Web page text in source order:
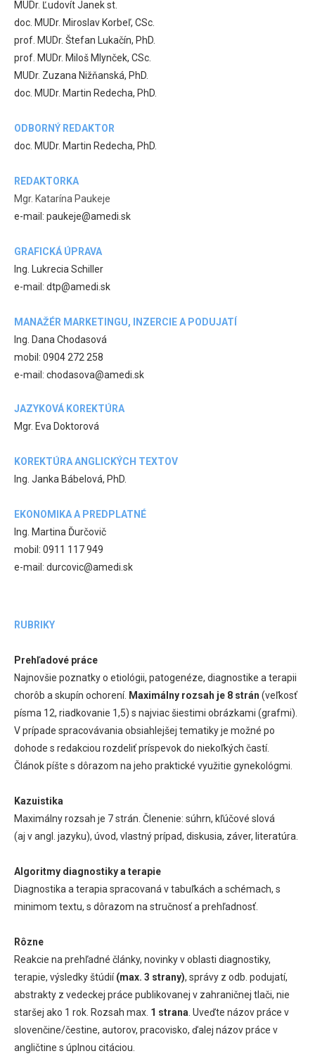
MUDr. Ľudovít Janek st.
doc. MUDr. Miroslav Korbeľ, CSc.
prof. MUDr. Štefan Lukačín, PhD.
prof. MUDr. Miloš Mlynček, CSc.
MUDr. Zuzana Nižňanská, PhD.
doc. MUDr. Martin Redecha, PhD.
ODBORNÝ REDAKTOR
doc. MUDr. Martin Redecha, PhD.
REDAKTORKA
Mgr. Katarína Paukeje
e-mail: paukeje@amedi.sk
GRAFICKÁ ÚPRAVA
Ing. Lukrecia Schiller
e-mail: dtp@amedi.sk
MANAŽÉR MARKETINGU, INZERCIE A PODUJATÍ
Ing. Dana Chodasová
mobil: 0904 272 258
e-mail: chodasova@amedi.sk
JAZYKOVÁ KOREKTÚRA
Mgr. Eva Doktorová
KOREKTÚRA ANGLICKÝCH TEXTOV
Ing. Janka Bábelová, PhD.
EKONOMIKA A PREDPLATNÉ
Ing. Martina Ďurčovič
mobil: 0911 117 949
e-mail: durcovic@amedi.sk
RUBRIKY
Prehľadové práce
Najnovšie poznatky o etiológii, patogenéze, diagnostike a terapii
chorôb a skupín ochorení. Maximálny rozsah je 8 strán (veľkosť
písma 12, riadkovanie 1,5) s najviac šiestimi obrázkami (grafmi).
V prípade spracovávania obsiahlejšej tematiky je možné po
dohode s redakciou rozdeliť príspevok do niekoľkých častí.
Článok píšte s dôrazom na jeho praktické využitie gynekológmi.
Kazuistika
Maximálny rozsah je 7 strán. Členenie: súhrn, kľúčové slová
(aj v angl. jazyku), úvod, vlastný prípad, diskusia, záver, literatúra.
Algoritmy diagnostiky a terapie
Diagnostika a terapia spracovaná v tabuľkách a schémach, s
minimom textu, s dôrazom na stručnosť a prehľadnosť.
Rôzne
Reakcie na prehľadné články, novinky v oblasti diagnostiky,
terapie, výsledky štúdií(max. 3 strany), správy z odb. podujatí,
abstrakty z vedeckej práce publikovanej v zahraničnej tlači, nie
staršej ako 1 rok. Rozsah max. 1 strana . Uveďte názov práce v
slovenčine/čestine, autorov, pracovisko, ďalej názov práce v
angličtine s úplnou citáciou.